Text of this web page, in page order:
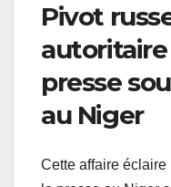
Pivot
autoritaire
presse
au Niger
Cette affaire